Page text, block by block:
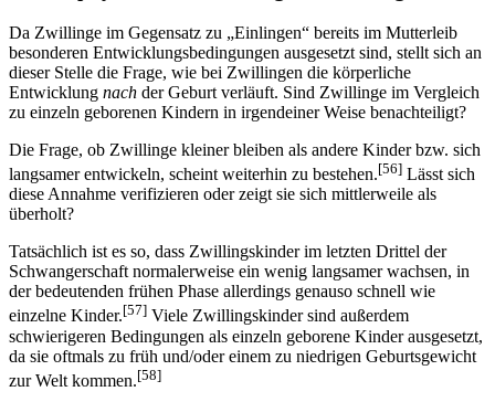
Da Zwillinge im Gegensatz zu „Einlingen“ bereits im Mutterleib
besonderen Entwicklungsbedingungen ausgesetzt sind, stellt sich an
dieser Stelle die Frage, wie bei Zwillingen die körperliche
Entwicklung nach der Geburt verläuft. Sind Zwillinge im Vergleich
zu einzeln geborenen Kindern in irgendeiner Weise benachteiligt?
Die Frage, ob Zwillinge kleiner bleiben als andere Kinder bzw. sich
langsamer entwickeln, scheint weiterhin zu bestehen.[56] Lässt sich
diese Annahme verifizieren oder zeigt sie sich mittlerweile als
überholt?
Tatsächlich ist es so, dass Zwillingskinder im letzten Drittel der
Schwangerschaft normalerweise ein wenig langsamer wachsen, in
der bedeutenden frühen Phase allerdings genauso schnell wie
einzelne Kinder.[57] Viele Zwillingskinder sind außerdem
schwierigeren Bedingungen als einzeln geborene Kinder ausgesetzt,
da sie oftmals zu früh und/oder einem zu niedrigen Geburtsgewicht
zur Welt kommen.[58]